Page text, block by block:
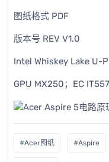
图纸格式 PDF
版本号 REV V1.0
Intel Whiskey Lake U-
GPU MX250；EC
#Acer图纸 #Aspire